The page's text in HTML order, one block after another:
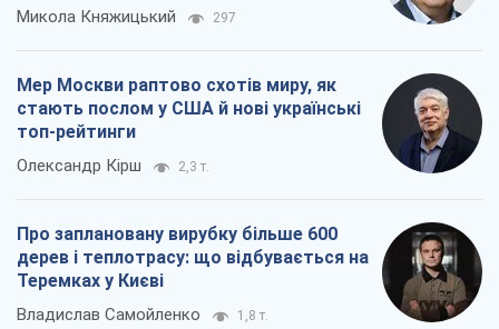
Микола Княжицький 297
Мер Москви раптово схотів миру, як
стають послом у США й нові українські
топ-рейтинги
Олександр Кірш 2,3 т.
Про заплановану вирубку більше 600
дерев і теплотрасу: що відбувається на
Теремках у Києві
Владислав Самойленко 1,8 т.